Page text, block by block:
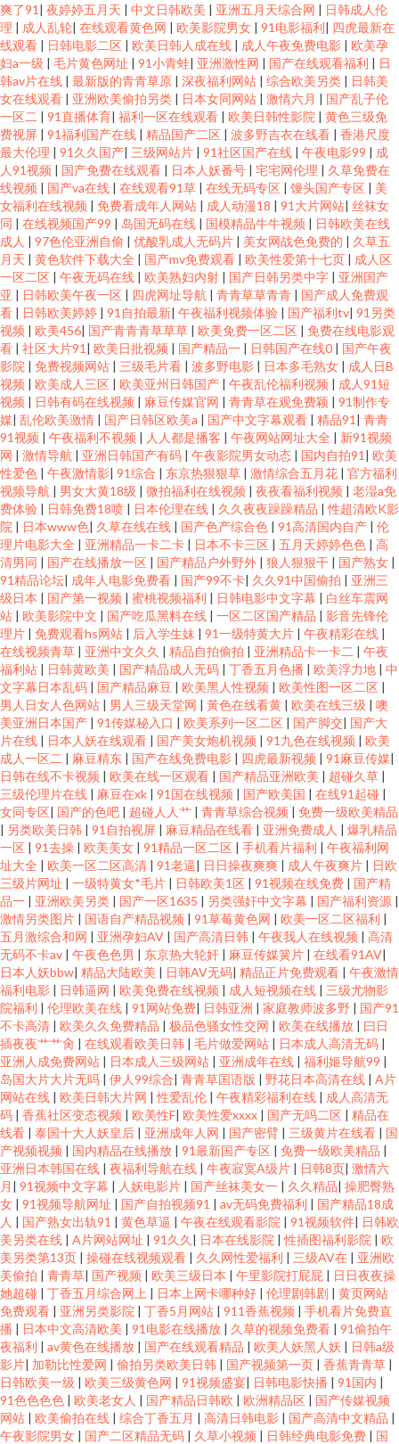
爽了91 | 夜婷婷五月天 | 中文日韩欧美 | 亚洲五月天综合网 | 日韩成人伦
理 | 成人乱轮| 在线观看黄色网 | 欧美影院男女 | 91电影福利| 四虎最新在
线观看 | 日韩电影二区 | 欧美日韩人成在线 | 成人午夜免费电影 | 欧美孕
妇a一级 | 毛片黄色网址 | 91小青蛙| 亚洲激性网 | 国产在线观看福利 | 日
韩av片在线 | 最新版的青青草原 | 深夜福利网站 | 综合欧美另类 | 日韩美
女在线观看 | 亚洲欧美偷拍另类 | 日本女同网站 | 激情六月 | 国产乱子伦
一区二 | 91直播体育| 福利一区在线观看 | 欧美日韩性影院 | 黄色三级免
费视屏 | 91福利国产在线 | 精品国产二区 | 波多野吉衣在线看 | 香港尺度
最大伦理 | 91久久国产| 三级网站片 | 91社区国产在线 | 午夜电影99 | 成
人91视频 | 国产免费在线观看 | 日本人妖番号 | 宅宅网伦理 | 久草免费在
线视频 | 国产va在线 | 在线观看91草 | 在线无码专区 | 馒头国产专区 | 美
女福利在线视频 | 免费看成年人网站 | 成人动漫18 | 91大片网站| 丝袜女
同 | 在线视频国产99 | 岛国无码在线 | 国模精品牛牛视频 | 日韩欧美在线
成人 | 97色伦亚洲自偷 | 优酸乳成人无码片 | 美女网战色免费的 | 久草五
月天 | 黄色软件下载大全 | 国产mv免费观看 | 欧美性爱第十七页 | 成人区
一区二区 | 午夜无码在线 | 欧美熟妇内射 | 国产日韩另类中字 | 亚洲国产
亚 | 日韩欧美午夜一区 | 四虎网址导航 | 青青草草青青 | 国产成人免费观
看 | 日韩欧美婷婷 | 91自拍最新| 午夜福利视频体验 | 国产福利tv| 91另类
视频 | 欧美456| 国产青青青草草草 | 欧美免费一区二区 | 免费在线电影观
看 | 社区大片91 | 欧美日批视频 | 国产精品一 | 日韩国产在线0 | 国产午夜
影院 | 免费视频网站 | 三级毛片看 | 波多野电影 | 日本多毛熟女 | 成人日B
视频 | 欧美成人三区 | 欧美亚州日韩国产 | 午夜乱伦福利视频 | 成人91短
视频 | 日韩有码在线视频 | 麻豆传媒官网 | 青青草在观免费颖 | 91制作专
媒| 乱伦欧美激情 | 国产日韩区欧美a | 国产中文字幕观看 | 精品91 | 青青
91视频 | 午夜福利不视频 | 人人都是播客 | 午夜网站网址大全 | 新91视频
网 | 激情导航 | 亚洲日韩国产有码 | 午夜影院男女动态 | 国内自拍91 | 欧美
性爱色 | 午夜激情影| 91综合 | 东京热狠狠草 | 激情综合五月花 | 官方福利
视频导航 | 男女大黄18级 | 微拍福利在线视频 | 夜夜看福利视频 | 老湿a免
费体验 | 日韩免费18喷 | 日本伦理在线 | 久久夜夜躁躁精品 |性超清欧K影
院 | 日本www色| 久草在线在线 | 国产色产综合色 | 91高清国内自产 | 伦
理片电影大全 | 亚洲精品一卡二卡 | 日本不卡三区 | 五月天婷婷色色 | 高
清男同 | 国产在线播放一区 | 国产精品户外野外 | 狼人狠狠干 | 国产熟女 |
91精品论坛| 成年人电影免费看 | 国产99不卡| 久久91中国偷拍 | 亚洲三
级日本 | 国产第一视频 | 蜜桃视频福利 | 日韩电影中文字幕 | 白丝车震网
站 | 欧美影院中文 | 国产吃瓜黑料在线 | 一区二区国产精品 | 影音先锋伦
理片 | 免费观看hs网站 | 后入学生妹 | 91一级特黄大片 | 午夜精彩在线 |
在线视频青草 | 亚洲中文久久 | 精品自拍偷拍 | 亚洲精品卡一卡二 | 午夜
福利站 | 日韩黄欧美 | 国产精品成人无码 | 丁香五月色播 | 欧美浮力地 | 中
文字幕日本乱码 | 国产精品麻豆 | 欧美黑人性视频 | 欧美性图一区二区 |
男人日女人色网站 | 男人三级天堂网 | 黃色在线看黄 | 欧美在线三级 | 噢
美亚洲日本国产 | 91传媒秘入口 | 欧美系列一区二区 | 国产脚交| 国产大
片在线 | 日本人妖在线观看 | 国产美女炮机视频 | 91九色在线视频 | 欧美
成人一区二 | 麻豆精东 | 国产在线免费电影 | 四虎最新视频 | 91麻豆传媒|
日韩在线不卡视频 | 欧美在线一区观看 | 国产精品亚洲欧美 | 超碰久草 |
三级伦理片在线 | 麻豆在xk | 91国在线视频 | 国产欧美国 | 在线91起碰 |
女同专区| 国产的色吧 | 超碰人人艹 | 青青草综合视频 | 免费一级欧美精品
| 另类欧美日韩 | 91自拍视屏 | 麻豆精品在线看 | 亚洲免费成人 | 爆乳精品
一区 | 91去操 | 欧美美女 | 91精品一区二区 | 手机看片福利 | 午夜福利网
址大全 | 欧美一区二区高清 | 91老逼| 日日操夜爽爽 | 成人午夜爽片 | 日欧
三级片网址 | 一级特黄女*毛片 | 日韩欧美1区 | 91视频在线免费 | 国产精
品一 | 亚洲欧美另类 | 国产一区1635 | 另类强奸中文字幕 | 国产福利资源 |
激情另类图片 | 国语自产精品视频 | 91草莓黄色网 | 欧美一区二区福利 |
五月激综合和网 | 亚洲孕妇AV | 国产高清日韩 | 午夜我人在线视频 | 高清
无码不卡av | 午夜色色男 | 东京热大轮奸 | 麻豆传媒簧片 | 在线看91AV|
日本人妖bbw| 精品大陆欧美 | 日韩AV无码| 精品正片免费观看 | 午夜激情
福利电影 | 日韩逼网 | 欧美免费在线视频 | 成人短视频在线 | 三级尤物影
院福利 | 伦理欧美在线 | 91网站免费| 日韩亚洲 | 家庭教师波多野 | 国产91
不卡高清 | 欧美久久免费精品 | 极品色骚女性交网 | 欧美在线播放 | 曰日
插夜夜艹艹肏 | 在线观看欧美日韩 | 毛片做爱网站 | 日本成人高清无码 |
亚洲人成免费网站 | 日本成人三级网站 | 亚洲成年在线 | 福利姬导航99 |
岛国大片大片无吗 | 伊人99综合| 青青草国语版 | 野花日本高清在线 | A片
网站在线 | 欧美日韩大片网 |性爱乱伦 | 午夜精彩福利在线 | 成人高清无
码 | 香蕉社区变态视频 | 欧美性F| 欧美性爱xxxx | 国产无吗二区 | 精品在
线看 | 泰国十大人妖皇后 | 亚洲成年人网 | 国产密臂 | 三级黄片在线看 | 国
产视频视频 | 国内精品在线播放 | 91最新国产专区 | 免费一级欧美精品 |
亚洲日本韩国在线 | 夜福利导航在线 | 牛夜寂寞A级片 | 日韩8页| 激情六
月 | 91视频中文字幕 | 人妖电影片 | 国产丝袜美女一 | 久久精品| 操肥臀熟
女 | 91视频导航网址 | 国产自拍视频91 | av无码免费福利 | 国产精品18成
人 | 国产熟女出轨91 | 黄色草逼 | 午夜在线观看影院 | 91视频软件| 日韩欧
美另类在线 | A片网站网址 | 91久久 | 日本在线影院 |性插图福利影院 | 欧
美另类第13页 | 操碰在线视频观看 | 久久网性爱福利 | 三级AV在 | 亚洲欧
美偷拍 | 青青草| 国产视频 | 欧美三级日本 | 午里影院打屁屁 | 日日夜夜操
她超碰 | 丁香五月综合网上 | 日本上网卡哪种好 | 伦理剧韩剧 | 黄页网站
免费观看 | 亚洲另类影院 | 丁香5月网站 | 911香蕉视频 | 手机看片免费直
播 | 日本中文高清欧美 | 91电影在线播放 | 久草的视频免费看 | 91偷拍午
夜福利 | av黄色在线播放 | 国产在线观看精品 | 欧美人妖黑人妖 | 日韩a级
影片| 加勒比性爱网 | 偷拍另类欧美日韩 | 国产视频第一页 | 香蕉青青草 |
日韩欧美一级 | 欧美三级黄色网 | 91视频盛宴| 日韩电影快播 | 91国内 |
91色色色色 | 欧美老女人 | 国产精品日韩欧 | 欧洲精品区 | 国产传媒视频
网站 | 欧美偷拍在线 | 综合丁香五月 | 高清日韩电影 | 国产高清中文精品 |
午夜影院男女 | 国产二区精品无码 | 久草小视频 | 日韩经典电影免费 | 国